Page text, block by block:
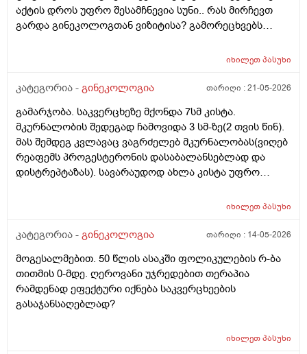
გულისხმიერებისთვის!
აქტის დროს უფრო შესამჩნევია სუნი.. რას მირჩევთ
გარდა გინეკოლოგთან ვიზიტისა? გამორეცხვებს
მაინტერესებს პირიდან ამომდის რაღაცნაირი სუნი
იყოს?
იხილეთპასუხი
კატეგორია - გინეკოლოგია თარიღი :21-05-2026
გამარჯობა. საკვერცხეზე მქონდა 7სმ კისტა.
მკურნალობის შედეგად ჩამოვიდა 3 სმ-ზე(2 თვის წინ).
მას შემდეგ კვლავაც ვაგრძელებ მკურნალობას(ვიღებ
რეაფემს პროგესტერონის დასაბალანსებლად და
დისტრეპტაზას). სავარაუდოდ ახლა კისტა უფრო
ვიზიტი) მსურს აპარატული მასაჟის - ენდოსფერო
კეთდება და ვიბრაციის მეშვეობით აუმჯობესებს
მაინტერესებს, მუცლის არეზე დასაშვებია ეს
პროცედურა?
იხილეთპასუხი
კატეგორია - გინეკოლოგია თარიღი : 14-05-2026
მოგესალმებით. 50 წლის ასაკში ფოლიკულების რ-ბა
თითმის 0-მდე. ღეროვანი უჯრედებით თერაპია
რამდენად ეფექტური იქნება საკვერცხეების
გასაჯანსაღებლად?
იხილეთპასუხი